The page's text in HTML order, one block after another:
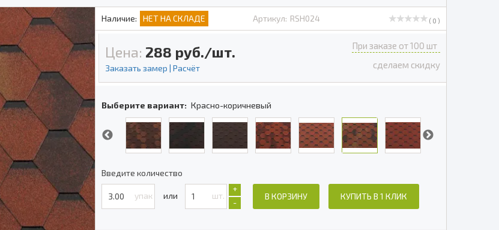
Наличие: НЕТ НА СКЛАДЕ Артикул: RSH024 ( 0 )
Цена: 288 руб./шт.
Заказать замер | Расчёт
При заказе от 100 шт
сделаем скидку
Выберите вариант: Красно-коричневый
Введите количество
упак шт.
+
-
В КОРЗИНУ КУПИТЬ В 1 КЛИК